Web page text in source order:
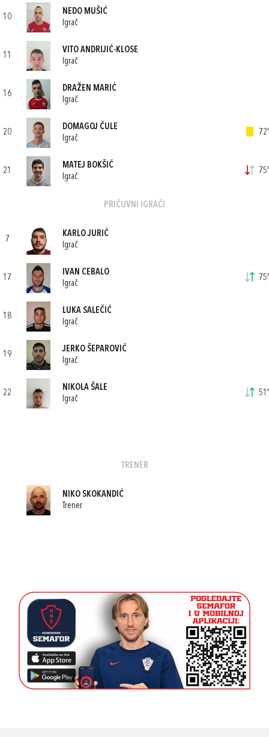
10
NEDO MUŠIĆ
Igrač
11
VITO ANDRIJIĆ-KLOSE
Igrač
16
DRAŽEN MARIĆ
Igrač
20
DOMAGOJ ČULE
Igrač
72'
21
MATEJ BOKŠIĆ
Igrač
75'
PRIČUVNI IGRAČI
7
KARLO JURIĆ
Igrač
17
IVAN CEBALO
Igrač
75'
18
LUKA SALEČIĆ
Igrač
19
JERKO ŠEPAROVIĆ
Igrač
22
NIKOLA ŠALE
Igrač
51'
TRENER
NIKO SKOKANDIĆ
Trener